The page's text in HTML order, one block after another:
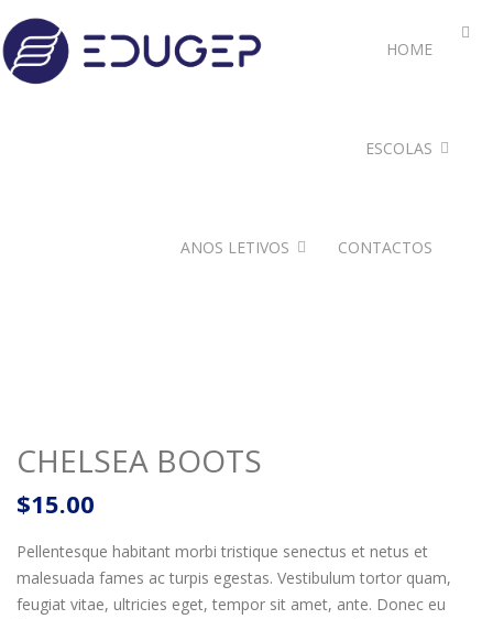
HOME
ESCOLAS
ANOS LETIVOS CONTACTOS
CHELSEA BOOTS
$15.00
Pellentesque habitant morbi tristique senectus et netus et
malesuada fames ac turpis egestas. Vestibulum tortor quam,
feugiat vitae, ultricies eget, tempor sit amet, ante. Donec eu